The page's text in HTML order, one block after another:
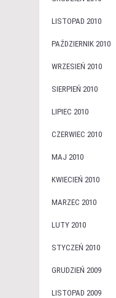
LISTOPAD 2010
PAŹDZIERNIK 2010
WRZESIEŃ 2010
SIERPIEŃ 2010
LIPIEC 2010
CZERWIEC 2010
MAJ 2010
KWIECIEŃ 2010
MARZEC 2010
LUTY 2010
STYCZEŃ 2010
GRUDZIEŃ 2009
LISTOPAD 2009